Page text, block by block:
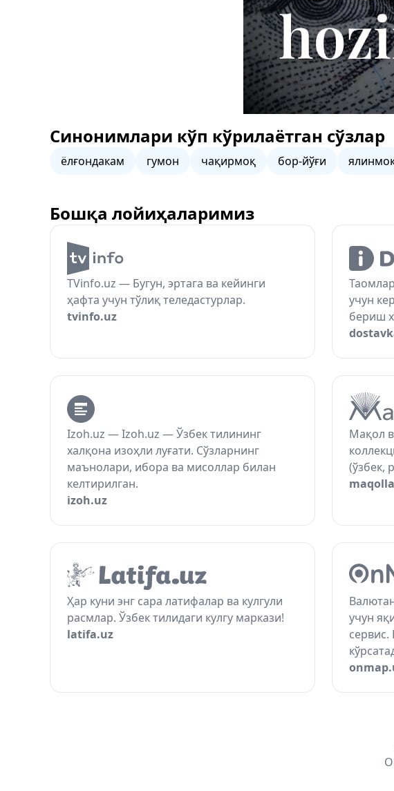
Синонимлари кўп кўрилаётган сўзлар
ёлғондакам гумон чақирмоқ бор-йўғи
Бошқа лойиҳаларимиз
TVinfo.uz — Бугун, эртага ва кейинги
ҳафта учун тўлиқ теледастурлар.
tvinfo.uz
учун
бериш
Izoh.uz — Izoh.uz — Ўзбек тилининг
халқона изоҳли луғати. Сўзларнинг
маънолари, ибора ва мисоллар билан
келтирилган.
izoh.uz
Мақол
(ўзбек,
Ҳар куни энг сара латифалар ва кулгули
расмлар. Ўзбек тилидаги кулгу маркази!
latifa.uz
учун